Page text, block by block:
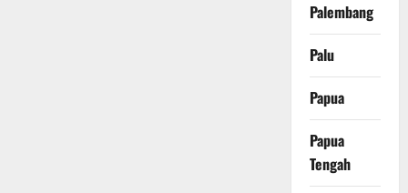
Palembang
Palu
Papua
Papua
Tengah